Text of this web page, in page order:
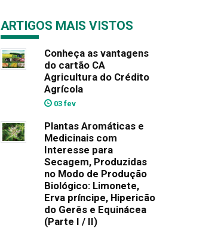
ARTIGOS MAIS VISTOS
Conheça as vantagens
do cartão CA
Agricultura do Crédito
Agrícola
03 fev
Plantas Aromáticas e
Medicinais com
Interesse para
Secagem, Produzidas
no Modo de Produção
Biológico: Limonete,
Erva príncipe, Hipericão
do Gerês e Equinácea
(Parte I / II)